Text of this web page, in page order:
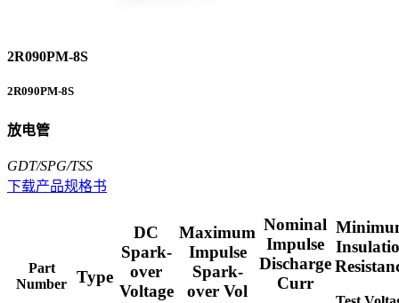
2R090PM-8S
2R090PM-8S
放电管
GDT/SPG/TSS
下载产品规格书
Part
Number
Type
DC
Spark-
over
Voltage
Maximum
Impulse
Spark-
over Vol
Nominal
Impulse
Discharge
Curr